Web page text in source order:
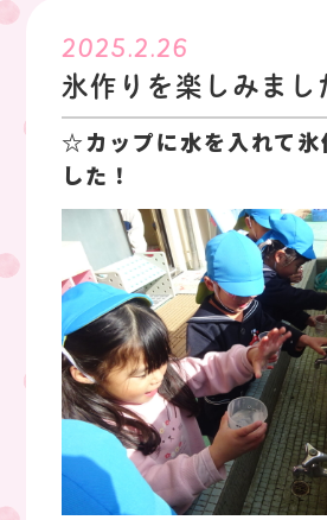
2025.2.26
氷作りを楽しみまし
☆カップに水を入れて氷
した！